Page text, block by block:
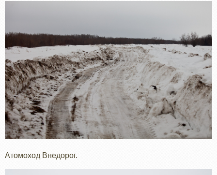
Атомоход Внедорог.